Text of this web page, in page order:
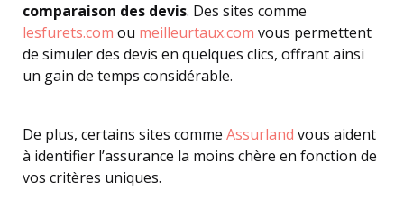
comparaison des devis. Des sites comme
lesfurets.com ou meilleurtaux.com vous permettent
de simuler des devis en quelques clics, offrant ainsi
un gain de temps considérable.
De plus, certains sites comme Assurland vous aident
à identifier l’assurance la moins chère en fonction de
vos critères uniques.